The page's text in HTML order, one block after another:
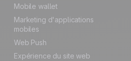
Mobile wallet
Marketing d'applications
mobiles
Web Push
Expérience du site web